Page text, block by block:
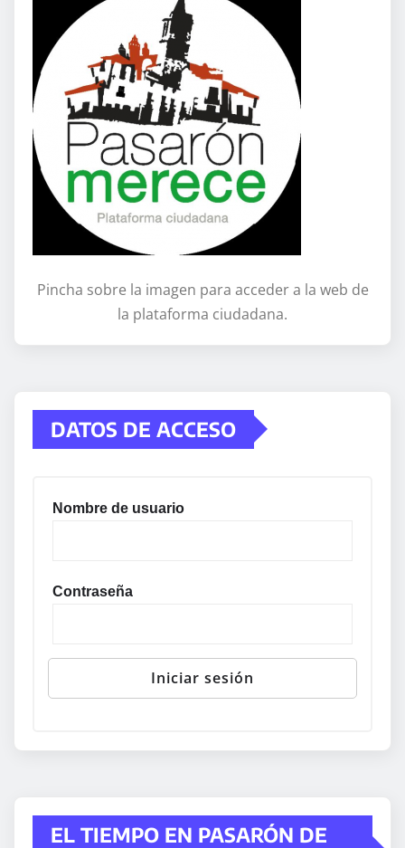
Pincha sobre la imagen para acceder a la web de
la plataforma ciudadana.
DATOS DE ACCESO
Nombre de usuario
Contraseña
EL TIEMPO EN PASARÓN DE